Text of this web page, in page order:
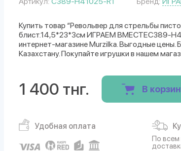
Купить товар “Револьвер для стрельбы
блист.14,5*23*3см ИГРАЕМ ВМЕСТЕC389-
интернет-магазине Murzilka. Выгодные цены.
Казахстану. Покупайте игрушки в нашем
1 400 тнг. В
Удобная оплата
По всем